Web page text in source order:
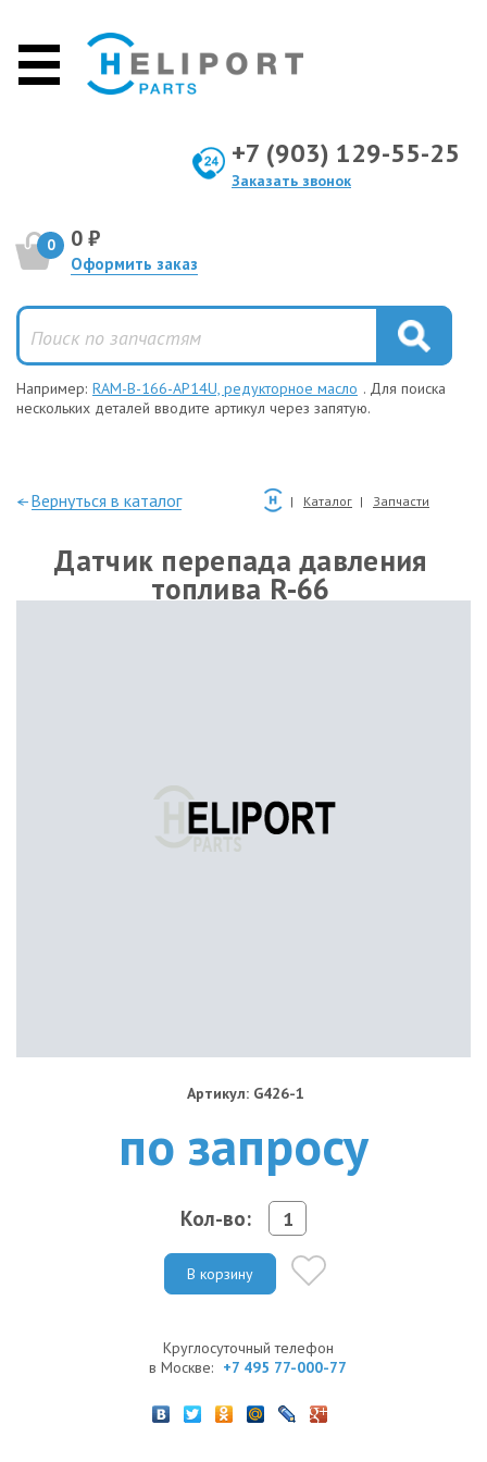
+7 (903) 129-55-25
Заказать звонок
0 0 ₽
Оформить заказ
Например: RAM-B-166-AP14U, редукторное масло . Для поиска
нескольких деталей вводите артикул через запятую.
—Вернуться в каталог Каталог Запчасти
Датчик перепада давления
топлива R-66
Артикул: G426-1
по запросу
Кол-во:
В корзину
Круглосуточный телефон
в Москве: +7 495 77-000-77